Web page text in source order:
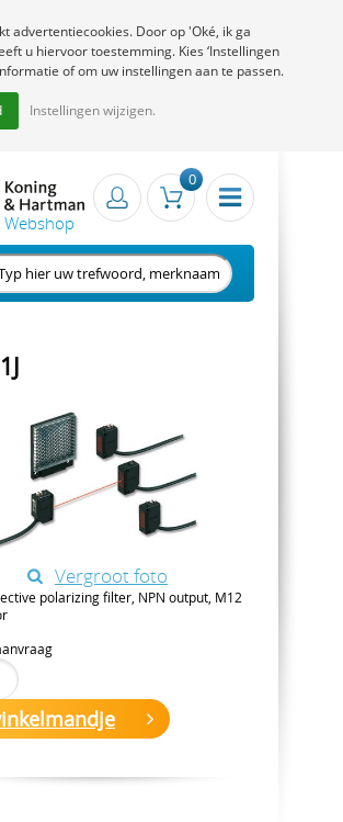
0
Vergroot foto
polarizing filter, NPN output, M12
advertentiecookies. Door op 'Oké, ik ga
u hiervoor toestemming. Kies ‘Instellingen
of om uw instellingen aan te passen.
Instellingen wijzigen.